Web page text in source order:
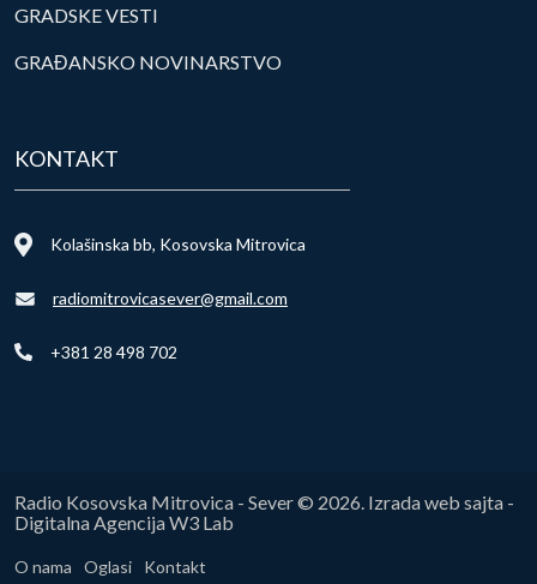
GRADSKE VESTI
GRAĐANSKO NOVINARSTVO
KONTAKT
Kolašinska bb, Kosovska Mitrovica
radiomitrovicasever@gmail.com
+381 28 498 702
Radio Kosovska Mitrovica - Sever © 2026. Izrada web sajta -
Digitalna Agencija W3 Lab
O nama Oglasi Kontakt